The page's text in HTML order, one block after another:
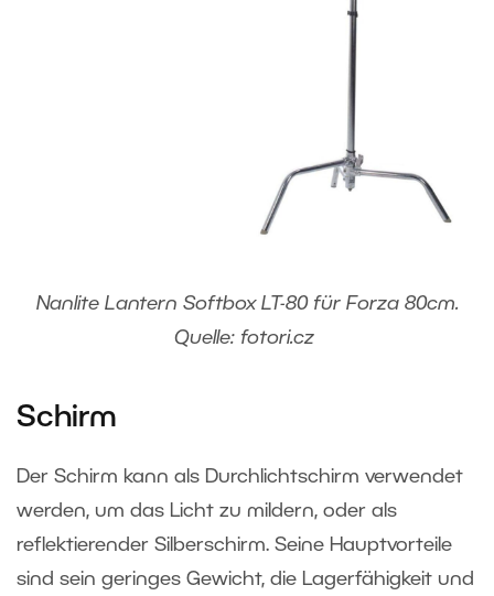
Nanlite Lantern Softbox LT-80 für Forza 80cm.
Quelle: fotori.cz
Schirm
Der Schirm kann als Durchlichtschirm verwendet
werden, um das Licht zu mildern, oder als
reflektierender Silberschirm. Seine Hauptvorteile
sind sein geringes Gewicht, die Lagerfähigkeit und